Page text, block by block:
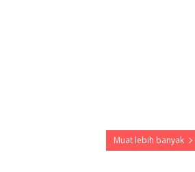
Muat lebih banyak